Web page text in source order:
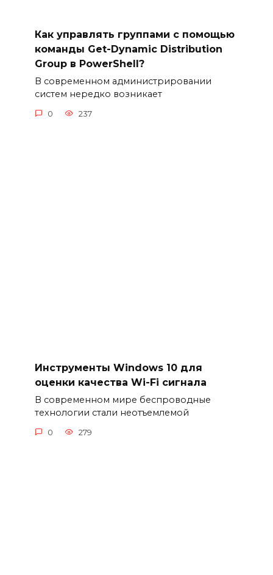
Как управлять группами с помощью
команды Get-Dynamic Distribution
Group в PowerShell?
В современном администрировании
систем нередко возникает
0 237
Инструменты Windows 10 для
оценки качества Wi-Fi сигнала
В современном мире беспроводные
технологии стали неотъемлемой
0 279